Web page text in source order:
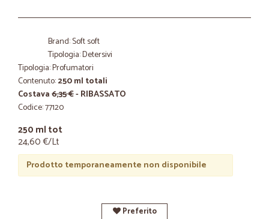
Brand: Soft soft
Tipologia: Detersivi
Tipologia: Profumatori
Contenuto:250 ml totali
Costava6,35 €- RIBASSATO
Codice: 77120
250 ml tot
24,60 €/Lt
Prodotto temporaneamente non disponibile
Preferito